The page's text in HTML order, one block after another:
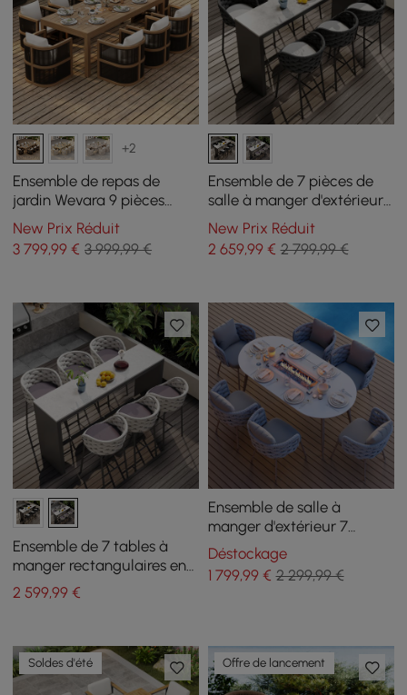
+2
Ensemble de repas de
jardin Wevara 9 pièces
avec 8 chaises en corde
tressée
New Prix Réduit
3 799,99 € 3 999,99 €
Ensemble de 7 pièces de
salle à manger d'extérieur
en pierre frittée et
aluminium avec 6
tabourets de bar gris foncé
New Prix Réduit
2 659,99€ 2 799,99 €
Ensemble de 7 tables à
manger rectangulaires en
béton de 70,9 po pour
terrasse extérieure
2 599,99 €
Ensemble de salle à
manger d'extérieur 7
pièces avec table ovale au
propane et fauteuil en
corde tissée
Déstockage
1 799,99€ 2 299,99 €
Soldes d'été Offre de lancement